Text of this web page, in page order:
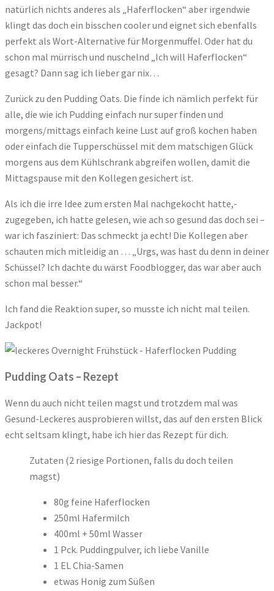
natürlich nichts anderes als „Haferflocken“ aber irgendwie
klingt das doch ein bisschen cooler und eignet sich ebenfalls
perfekt als Wort-Alternative für Morgenmuffel. Oder hat du
schon mal mürrisch und nuschelnd „Ich will Haferflocken“
gesagt? Dann sag ich lieber gar nix…
Zurück zu den Pudding Oats. Die finde ich nämlich perfekt für
alle, die wie ich Pudding einfach nur super finden und
morgens/mittags einfach keine Lust auf groß kochen haben
oder einfach die Tupperschüssel mit dem matschigen Glück
morgens aus dem Kühlschrank abgreifen wollen, damit die
Mittagspause mit den Kollegen gesichert ist.
Als ich die irre Idee zum ersten Mal nachgekocht hatte,-
zugegeben, ich hatte gelesen, wie ach so gesund das doch sei –
war ich fasziniert: Das schmeckt ja echt! Die Kollegen aber
schauten mich mitleidig an … „Urgs, was hast du denn in deiner
Schüssel? Ich dachte du wärst Foodblogger, das war aber auch
schon mal besser.“
Ich fand die Reaktion super, so musste ich nicht mal teilen.
Jackpot!
Pudding Oats – Rezept
Wenn du auch nicht teilen magst und trotzdem mal was
Gesund-Leckeres ausprobieren willst, das auf den ersten Blick
echt seltsam klingt, habe ich hier das Rezept für dich.
Zutaten (2 riesige Portionen, falls du doch teilen
magst)
80g feine Haferflocken
250ml Hafermilch
400ml + 50ml Wasser
1 Pck. Puddingpulver, ich liebe Vanille
1 EL Chia-Samen
etwas Honig zum Süßen